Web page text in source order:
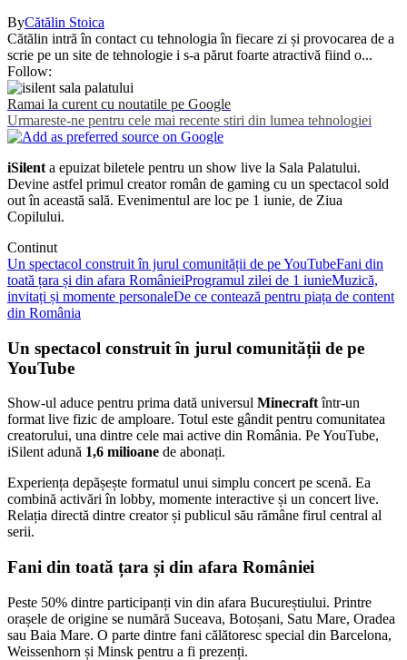
ByCătălin Stoica
Cătălin intră în contact cu tehnologia în fiecare zi și provocarea de a
scrie pe un site de tehnologie i s-a părut foarte atractivă fiind o...
Follow:
Ramai la curent cu noutatile pe Google
Urmareste-ne pentru cele mai recente stiri din lumea tehnologiei
iSilent a epuizat biletele pentru un show live la Sala Palatului.
Devine astfel primul creator român de gaming cu un spectacol sold
out în această sală. Evenimentul are loc pe 1 iunie, de Ziua
Copilului.
Continut
Un spectacol construit în jurul comunității de pe YouTubeFani din
toată țara și din afara RomânieiProgramul zilei de 1 iunieMuzică,
invitați și momente personaleDe ce contează pentru piața de content
din România
Un spectacol construit în jurul comunității de pe
YouTube
Show-ul aduce pentru prima dată universul Minecraftîntr-un
format live fizic de amploare. Totul este gândit pentru comunitatea
creatorului, una dintre cele mai active din România. Pe YouTube,
iSilent adună 1,6 milioane de abonați.
Experiența depășește formatul unui simplu concert pe scenă. Ea
combină activări în lobby, momente interactive și un concert live.
Relația directă dintre creator și publicul său rămâne firul central al
serii.
Fani din toată țara și din afara României
Peste 50% dintre participanți vin din afara Bucureștiului. Printre
orașele de origine se numără Suceava, Botoșani, Satu Mare, Oradea
sau Baia Mare. O parte dintre fani călătoresc special din Barcelona,
Weissenhorn și Minsk pentru a fi prezenți.